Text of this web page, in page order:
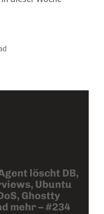
löscht DB,
Ubuntu
Ghostty
mehr – #234